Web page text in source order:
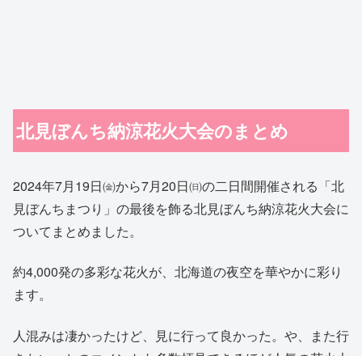
北見ぼんち納涼花火大会のまとめ
2024年7月19日㈮から7月20日㈰の二日間開催される「北
見ぼんちまつり」の最後を飾る北見ぼんち納涼花火大会に
ついてまとめました。
約4,000発の多彩な花火が、北海道の夜空を華やかに彩り
ます。
人混みは凄かったけど、見に行って良かった。や、また行